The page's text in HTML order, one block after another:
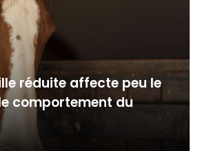
réduite affecte peu le
comportement du